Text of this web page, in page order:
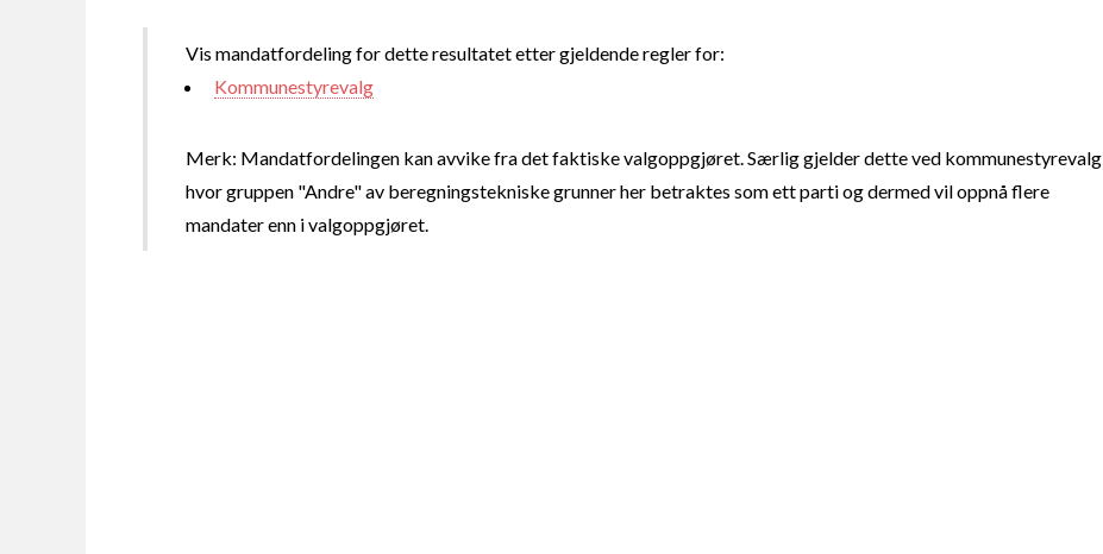
Vis mandatfordeling for dette resultatet etter gjeldende regler for:
Kommunestyrevalg
Merk: Mandatfordelingen kan avvike fra det faktiske valgoppgjøret. Særlig gjelder dette ved kommunestyrevalg,
hvor gruppen "Andre" av beregningstekniske grunner her betraktes som ett parti og dermed vil oppnå flere
mandater enn i valgoppgjøret.